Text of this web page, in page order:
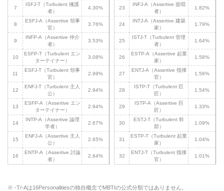
7
ISFJ-T（Turbulent 擁護
者）
4.30%
8
ESFJ-A（Assertive 領事
官）
3.76%
9
INFP-A（Assertive 仲介
者）
3.53%
10
ESFP-T（Turbulent エン
ターテイナー）
3.08%
11
ESFJ-T（Turbulent 領事
官）
2.99%
12
ENFJ-T（Turbulent 主人
公）
2.94%
13
ESFP-A（Assertive エン
ターテイナー）
2.94%
14
INTP-A（Assertive 論理
学者）
2.67%
15
ENFJ-A（Assertive 主人
公）
2.65%
16
ENTP-A（Assertive 討論
者）
2.64%
23
INFJ-A（Assertive 提唱
者）
1.82%
24
INTJ-A（Assertive 建築
家）
1.79%
25
ISTJ-T（Turbulent 管理
者）
1.64%
26
ESTP-A（Assertive 起業
家）
1.58%
27
ENTJ-A（Assertive 指揮
官）
1.56%
28
ISTP-T（Turbulent 巨
匠）
1.54%
29
ISTP-A（Assertive 巨
匠）
1.33%
30
ESTJ-T（Turbulent 幹
部）
1.09%
31
ESTP-T（Turbulent 起業
家）
1.04%
32
ENTJ-T（Turbulent 指揮
官）
1.01%
※ -T/-Aは16Personalitiesの独自概念でMBTIの公式分類ではありません。